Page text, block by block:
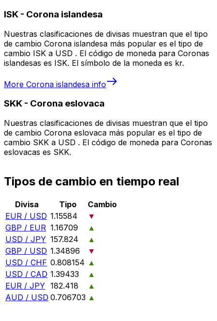
ISK - Corona islandesa
Nuestras clasificaciones de divisas muestran que el tipo
de cambio Corona islandesa más popular es el tipo de
cambio ISK a USD . El código de moneda para Coronas
islandesas es ISK. El símbolo de la moneda es kr.
More Corona islandesa info
SKK - Corona eslovaca
Nuestras clasificaciones de divisas muestran que el tipo
de cambio Corona eslovaca más popular es el tipo de
cambio SKK a USD . El código de moneda para Coronas
eslovacas es SKK.
Tipos de cambio en tiempo real
Divisa Tipo
Cambio
EUR / USD 1.15584
▼
GBP / EUR 1.16709
▲
USD / JPY 157.824
▲
GBP / USD 1.34896
▼
USD / CHF 0.808154 ▲
USD / CAD 1.39433
▲
EUR / JPY 182.418
▲
AUD / USD 0.706703 ▲